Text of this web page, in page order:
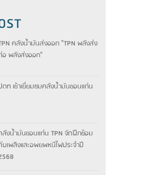
คลังน้ำมันส่งออก "TPN พลังส่ง
อ พลังส่งออก"
ตท เข้าเยี่ยมชมคลังน้ำมันขอนแก่น
ลังน้ำมันขอนแก่น TPN จัดฝึกซ้อม
เพลิงและอพยพหนีไฟประจำปี